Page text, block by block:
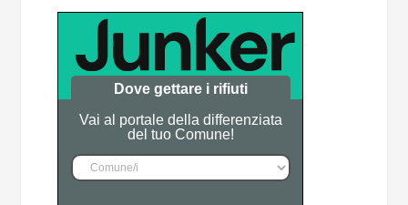
Dove gettare i rifiuti
Vai al portale della differenziata
del tuo Comune!